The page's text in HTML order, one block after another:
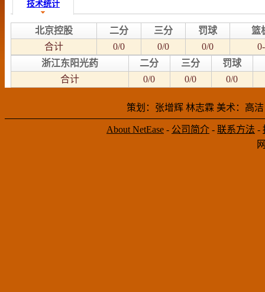
技术统计
北京控股 二分 三分 罚球
篮
合计
0/0 0/0 0/0
浙江东阳光药
二分 三分
罚球
合计
0/0 0/0 0/0
策划：张增辉 林志霖 美术：高
About NetEase - 公司简介 - 联系方法 -